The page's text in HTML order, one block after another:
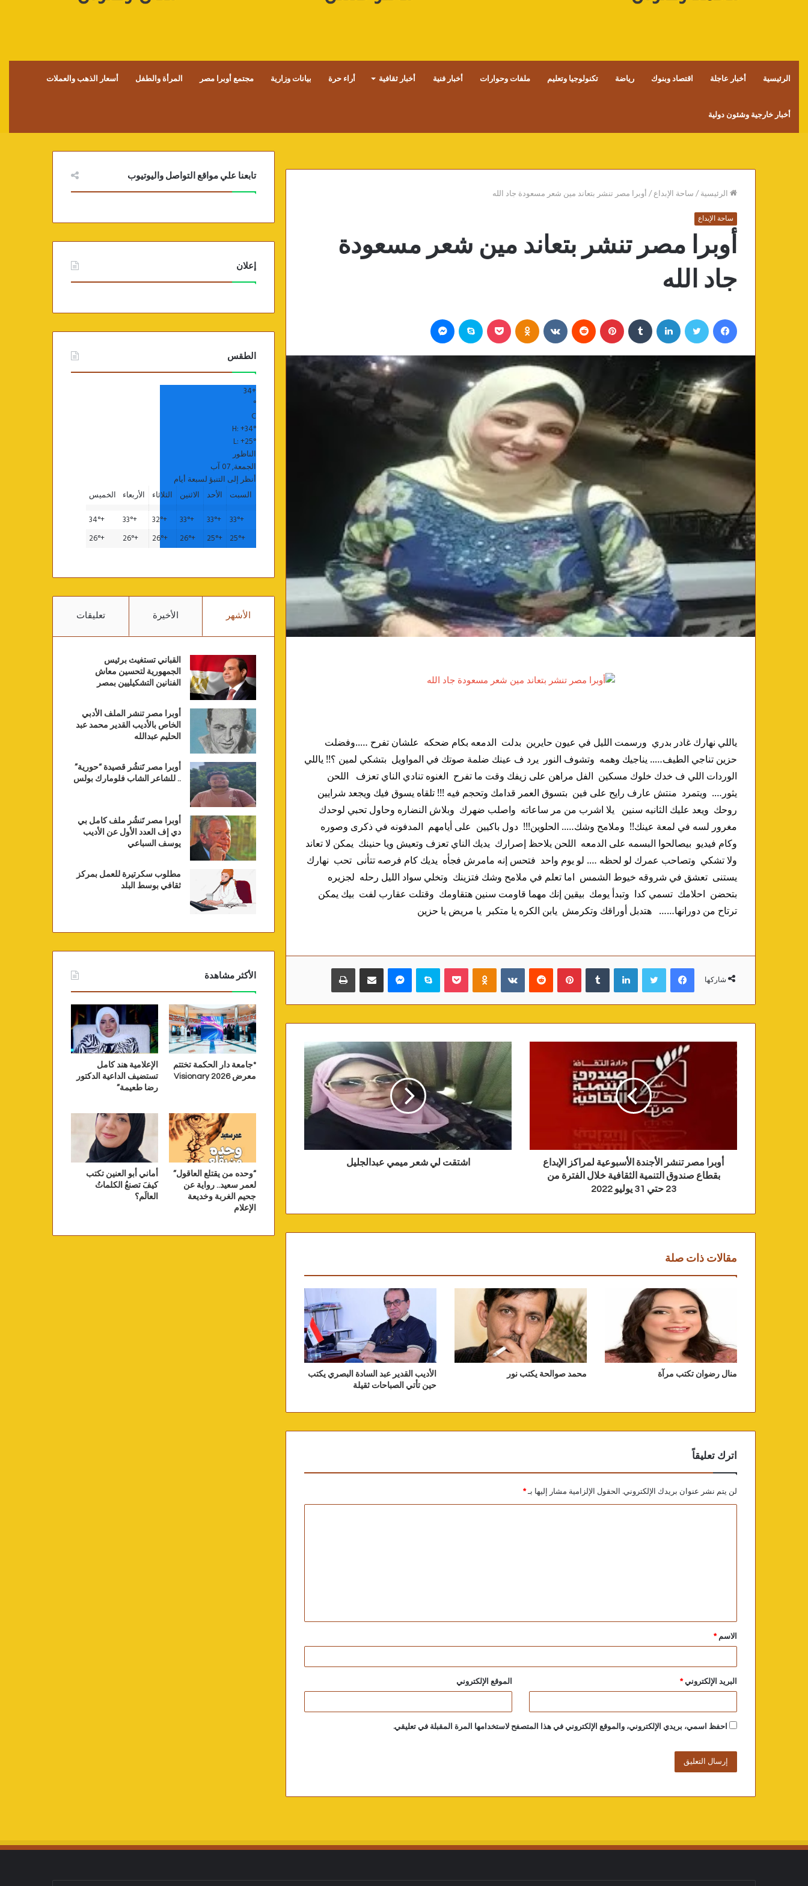
الرئيسية أخبار عاجلة اقتصاد وبنوك رياضة تكنولوجيا وتعليم ملفات وحوارات أخبار فنية أخبار ثقافية أراء حرة بيانات وزارية مجتمع أوبرا مصر المرأة والطفل أسعار الذهب والعملات
أخبار خارجية وشئون دولية
الرئيسية/ساحة الإبداع/أوبرا مصر تنشر بتعاند مين شعر مسعودة جاد الله
ساحة الإبداع
أوبرا مصر تنشر بتعاند مين شعر مسعودة
جاد الله
ترتاح من دورانها……   هتدبل أوراقك وتكرمش  يابن الكره يا متكبر  يا مريض يا حزين
شاركها
فيسبوك لينكدإن بينتيريست بوكيت سكايب
أوبرا مصر تنشر الأجندة الأسبوعية لمراكز الإبداع
بقطاع صندوق التنمية الثقافية خلال الفترة من
23 حتي 31 يوليو 2022
اشتقت لي شعر ميمي عبدالجليل
مقالات ذات صلة
منال رضوان تكتب مرآة محمد صوالحة يكتب نور
الأديب القدير عبد السادة البصري يكتب
حين تأتي الصباحات ثقيلة
اترك تعليقاً
لن يتم نشر عنوان بريدك الإلكتروني. الحقول الإلزامية مشار إليها بـ*
الاسم*
البريد الإلكتروني* الموقع الإلكتروني
احفظ اسمي، بريدي الإلكتروني، والموقع الإلكتروني في هذا المتصفح لاستخدامها المرة المقبلة في تعليقي.
تابعنا علي مواقع التواصل واليوتيوب
إعلان
الطقس
+
34
°
C
H:+34°
L:+25°
الناظور
الجمعة, 07 آب
أنظر إلى التنبؤ لسبعة أيام
السبت
الأحد الاثنين الثلاثاء الأربعاء
الخميس
+
33°
+
33°
+
33°
+
32°
+
33°
+
34°
+
25°
+
25°
+
26°
+
26°
+
26°
+
26°
الأشهر الأخيرة تعليقات
القباني تستغيث برئيس
الجمهورية لتحسين معاش
الفنانين التشكيليين بمصر
أوبرا مصر تنشر الملف الأدبي
الخاص بالأديب القدير محمد عبد
الحليم عبدالله
أوبرا مصر تَنشُر قصيدة “حورية”
.. للشاعر الشاب فلومارك بولس
أوبرا مصر تَنشُر ملف كامل بي
دي إف العدد الأول عن الأديب
يوسف السباعي
مطلوب سكرتيرة للعمل بمركز
ثقافي بوسط البلد
الأكثر مشاهدة
*جامعة دار الحكمة تختتم
معرض Visionary 2026
الإعلامية هند كامل
تستضيف الداعية الدكتور
رضا طعيمة”
“وحده من يقتلع العاقول”
لعمر سعيد.. رواية عن
جحيم الغربة وخديعة
الإعلام
أماني أبو العنين تكتب
كيفَ تصنعُ الكلماتُ
العالَم؟